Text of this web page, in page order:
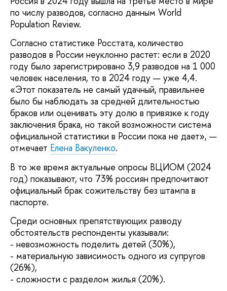
по числу разводов, согласно данным World
Population Review.
Согласно статистике Росстата, количество
разводов в России неуклонно растет: если в 2020
году было зарегистрировано 3,9 разводов на 1 000
человек населения, то в 2024 году — уже 4,4.
«Этот показатель не самый удачный, правильнее
было бы наблюдать за средней длительностью
браков или оценивать эту долю в привязке к году
заключения брака, но такой возможности система
официальной статистики в России пока не дает», —
отмечает Елена Вакуленко.
В то же время актуальные опросы ВЦИОМ (2024
год) показывают, что 73% россиян предпочитают
официальный брак сожительству без штампа в
паспорте.
Среди основных препятствующих разводу
обстоятельств респонденты указывали:
- невозможность поделить детей (30%),
- материальную зависимость одного из супругов
(26%),
- сложности с разделом жилья (20%).